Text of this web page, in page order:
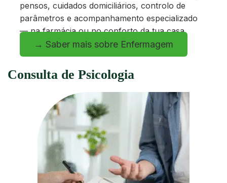
pensos, cuidados domiciliários, controlo de
parâmetros e acompanhamento especializado
— na farmácia ou no conforto da tua casa.
→ Saber mais sobre Enfermagem
Consulta de Psicologia